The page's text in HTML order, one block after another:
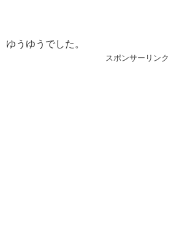
ゆうゆうでした。
スポンサーリンク